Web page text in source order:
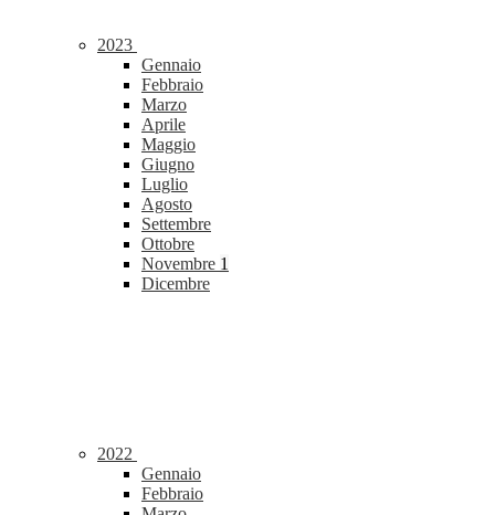
2023
Gennaio
Febbraio
Marzo
Aprile
Maggio
Giugno
Luglio
Agosto
Settembre
Ottobre
Novembre 1
Dicembre
2022
Gennaio
Febbraio